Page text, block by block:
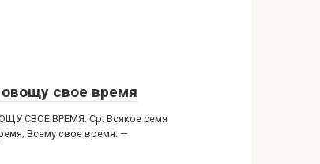
свое время
СВОЕ ВРЕМЯ. Ср. Всякое семя
Всему свое время. —